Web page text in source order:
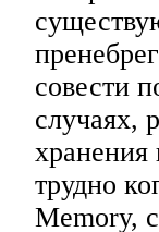
совести
случаях,
хранения
трудно
Memory,